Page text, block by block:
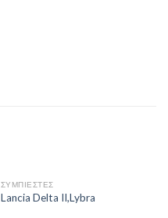
ΣΥΜΠΙΕΣΤΕΣ
Lancia Delta II,Lybra